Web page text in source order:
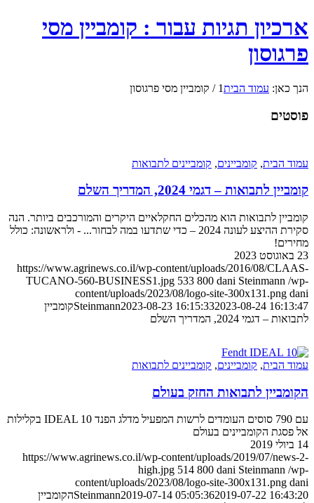
ארכיון תגיות עבור : קומביין מסי
פרגוסון
הנך כאן: עמוד הבית1
/ קומביין מסי פרגוסון
פוסטים
עמוד הבית, קומביינים, קומביינים לתבואות
קומביין לתבואות – דגמי 2024, המדריך השלם
קומביין לתבואות הוא מהכלים החקלאיים היקרים והמורכבים ביותר. הנה
סקירת ההיצע לעונה 2024 – כדי שתדעו במה לבחור... - ולראשונה: כולל
מחירים!
23 באוגוסט 2023
https://www.agrinews.co.il/wp-content/uploads/2016/08/CLAAS-
TUCANO-560-BUSINESS1.jpg 533 800 dani Steinmann /wp-
content/uploads/2023/08/logo-site-300x131.png dani
Steinmann2023-08-23 16:15:332023-08-24 16:13:47
קומביין
לתבואות – דגמי 2024, המדריך השלם
עמוד הבית, קומביינים, קומביינים לתבואות
הקומביין לתבואות החזק בעולם
עם 790 סוסים העומדים לרשות המפעיל מדלג הפנד IDEAL 10 בקלילות
אל פסגת הקומביינים בעולם
14 ביולי 2019
https://www.agrinews.co.il/wp-content/uploads/2019/07/news-2-
high.jpg 514 800 dani Steinmann /wp-
content/uploads/2023/08/logo-site-300x131.png dani
Steinmann2019-07-14 05:05:362019-07-22 16:43:20
הקומביין